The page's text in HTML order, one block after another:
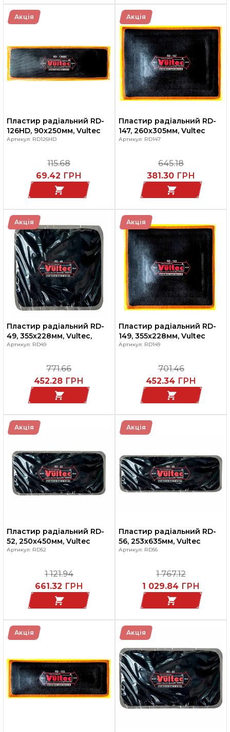
Акція
Пластир радіальний RD-
126HD, 90х250мм, Vultec
Артикул: RD126HD
115.68
69.42 ГРН
Акція
Пластир радіальний RD-
147, 260х305мм, Vultec
Артикул: RD147
645.18
381.30 ГРН
Акція
Пластир радіальний RD-
49, 355х228мм, Vultec,
Артикул: RD49
771.66
452.28 ГРН
Акція
Пластир радіальний RD-
149, 355х228мм, Vultec
Артикул: RD149
701.46
452.34 ГРН
Акція
Пластир радіальний RD-
52, 250х450мм, Vultec
Артикул: RD52
1 121.94
661.32 ГРН
Акція
Пластир радіальний RD-
56, 253х635мм, Vultec
Артикул: RD56
1 767.12
1 029.84 ГРН
Акція Акція